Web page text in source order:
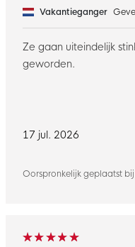
17 jul. 2026
Oorspronkelijk geplaatst
Vakantieganger
Ze gaan uiteindelijk
geworden.